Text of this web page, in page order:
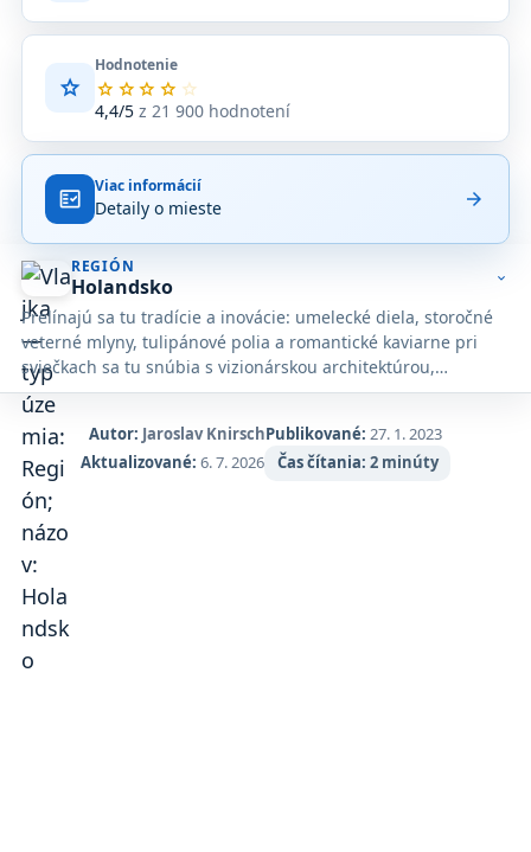
star
Hodnotenie
star star star star star
4,4/5z 21 900 hodnotení
Priemerné
hodnotenie
z
na
základe
21 900
hodnotení
na
Google
Maps.
fact_check Viac informácií
Detaily o mieste arrow_forward
REGIÓN
Holandsko
Prelínajú sa tu tradície a inovácie: umelecké diela, storočné
veterné mlyny, tulipánové polia a romantické kaviarne pri
sviečkach sa tu snúbia s vizionárskou architektúrou,
špičkovým dizajnom a fenomenálnym nočným životom.
expand_more
Autor: Jaroslav KnirschPublikované: 27. 1. 2023
Aktualizované: 6. 7. 2026 Čas čítania: 2 minúty